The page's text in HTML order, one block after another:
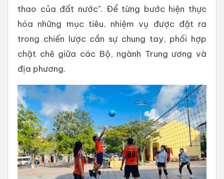
thao của đất nước". Để từng bước hiện thực
hóa những mục tiêu, nhiệm vụ được đặt ra
trong chiến lược cần sự chung tay, phối hợp
chặt chẽ giữa các Bộ, ngành Trung ương và
địa phương.